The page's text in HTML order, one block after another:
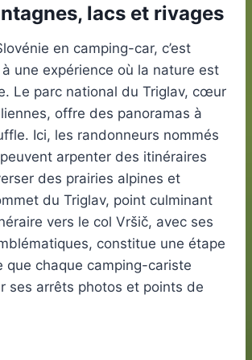
lacs et rivages
en camping-car, c’est
une expérience où la nature est
Le parc national du Triglav, cœur
offre des panoramas à
Ici, les randonneurs nommés
arpenter des itinéraires
des prairies alpines et
du Triglav, point culminant
vers le col Vršič, avec ses
constitue une étape
que chaque camping-cariste
ses arrêts photos et points de